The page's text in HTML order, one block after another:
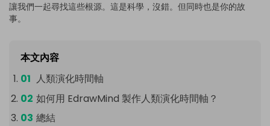
讓我們一起尋找這些根源。這是科學，沒錯。但同時也是你的故
事。
本文內容
人類演化時間軸
如何用 EdrawMind 製作人類演化時間軸？
總結